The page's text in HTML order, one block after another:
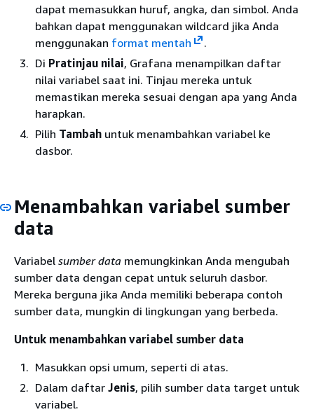
dapat memasukkan huruf, angka, dan simbol. Anda
bahkan dapat menggunakan wildcard jika Anda
menggunakan format mentah
.
Di Pratinjau nilai, Grafana menampilkan daftar
nilai variabel saat ini. Tinjau mereka untuk
memastikan mereka sesuai dengan apa yang Anda
harapkan.
Pilih Tambah untuk menambahkan variabel ke
dasbor.
Menambahkan variabel sumber
data
Variabel sumber data memungkinkan Anda mengubah
sumber data dengan cepat untuk seluruh dasbor.
Mereka berguna jika Anda memiliki beberapa contoh
sumber data, mungkin di lingkungan yang berbeda.
Untuk menambahkan variabel sumber data
Masukkan opsi umum, seperti di atas.
Dalam daftar Jenis, pilih sumber data target untuk
variabel.